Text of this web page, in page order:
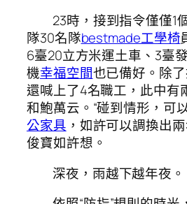
23時，接到指令僅僅1
隊30名隊bestmade工學椅
6臺20立方米運土車、3臺
機幸福空間也已備好。除
還喊上了4名職工，此中有
和鮑萬云。“碰到情形，可
公家具 ，如許可以調換出
俊寶如許想。
深夜，雨越下越年夜。